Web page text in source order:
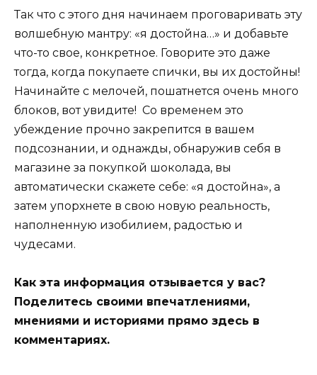
Так что с этого дня начинаем проговаривать эту
волшебную мантру: «я достойна…» и добавьте
что-то свое, конкретное. Говорите это даже
тогда, когда покупаете спички, вы их достойны!
Начинайте с мелочей, пошатнется очень много
блоков, вот увидите! Со временем это
убеждение прочно закрепится в вашем
подсознании, и однажды, обнаружив себя в
магазине за покупкой шоколада, вы
автоматически скажете себе: «я достойна», а
затем упорхнете в свою новую реальность,
наполненную изобилием, радостью и
чудесами.
Как эта информация отзывается у вас?
Поделитесь своими впечатлениями,
мнениями и историями прямо здесь в
комментариях.